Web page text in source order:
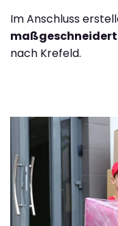
Im Anschluss
nach Krefeld.